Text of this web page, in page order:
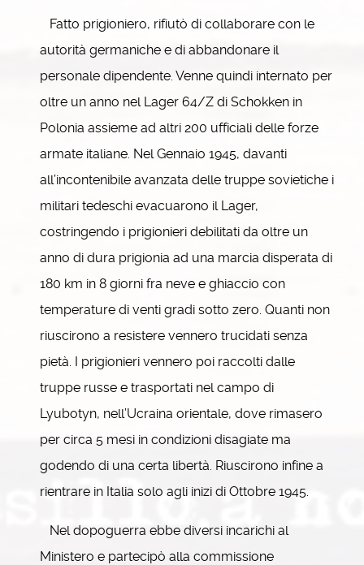
Fatto prigioniero, rifiutò di collaborare con le
autorità germaniche e di abbandonare il
personale dipendente. Venne quindi internato per
oltre un anno nel Lager 64/Z di Schokken in
Polonia assieme ad altri 200 ufficiali delle forze
armate italiane. Nel Gennaio 1945, davanti
all’incontenibile avanzata delle truppe sovietiche i
militari tedeschi evacuarono il Lager,
costringendo i prigionieri debilitati da oltre un
anno di dura prigionia ad una marcia disperata di
180 km in 8 giorni fra neve e ghiaccio con
temperature di venti gradi sotto zero. Quanti non
riuscirono a resistere vennero trucidati senza
pietà. I prigionieri vennero poi raccolti dalle
truppe russe e trasportati nel campo di
Lyubotyn, nell’Ucraina orientale, dove rimasero
per circa 5 mesi in condizioni disagiate ma
godendo di una certa libertà. Riuscirono infine a
rientrare in Italia solo agli inizi di Ottobre 1945.
Nel dopoguerra ebbe diversi incarichi al
Ministero e partecipò alla commissione